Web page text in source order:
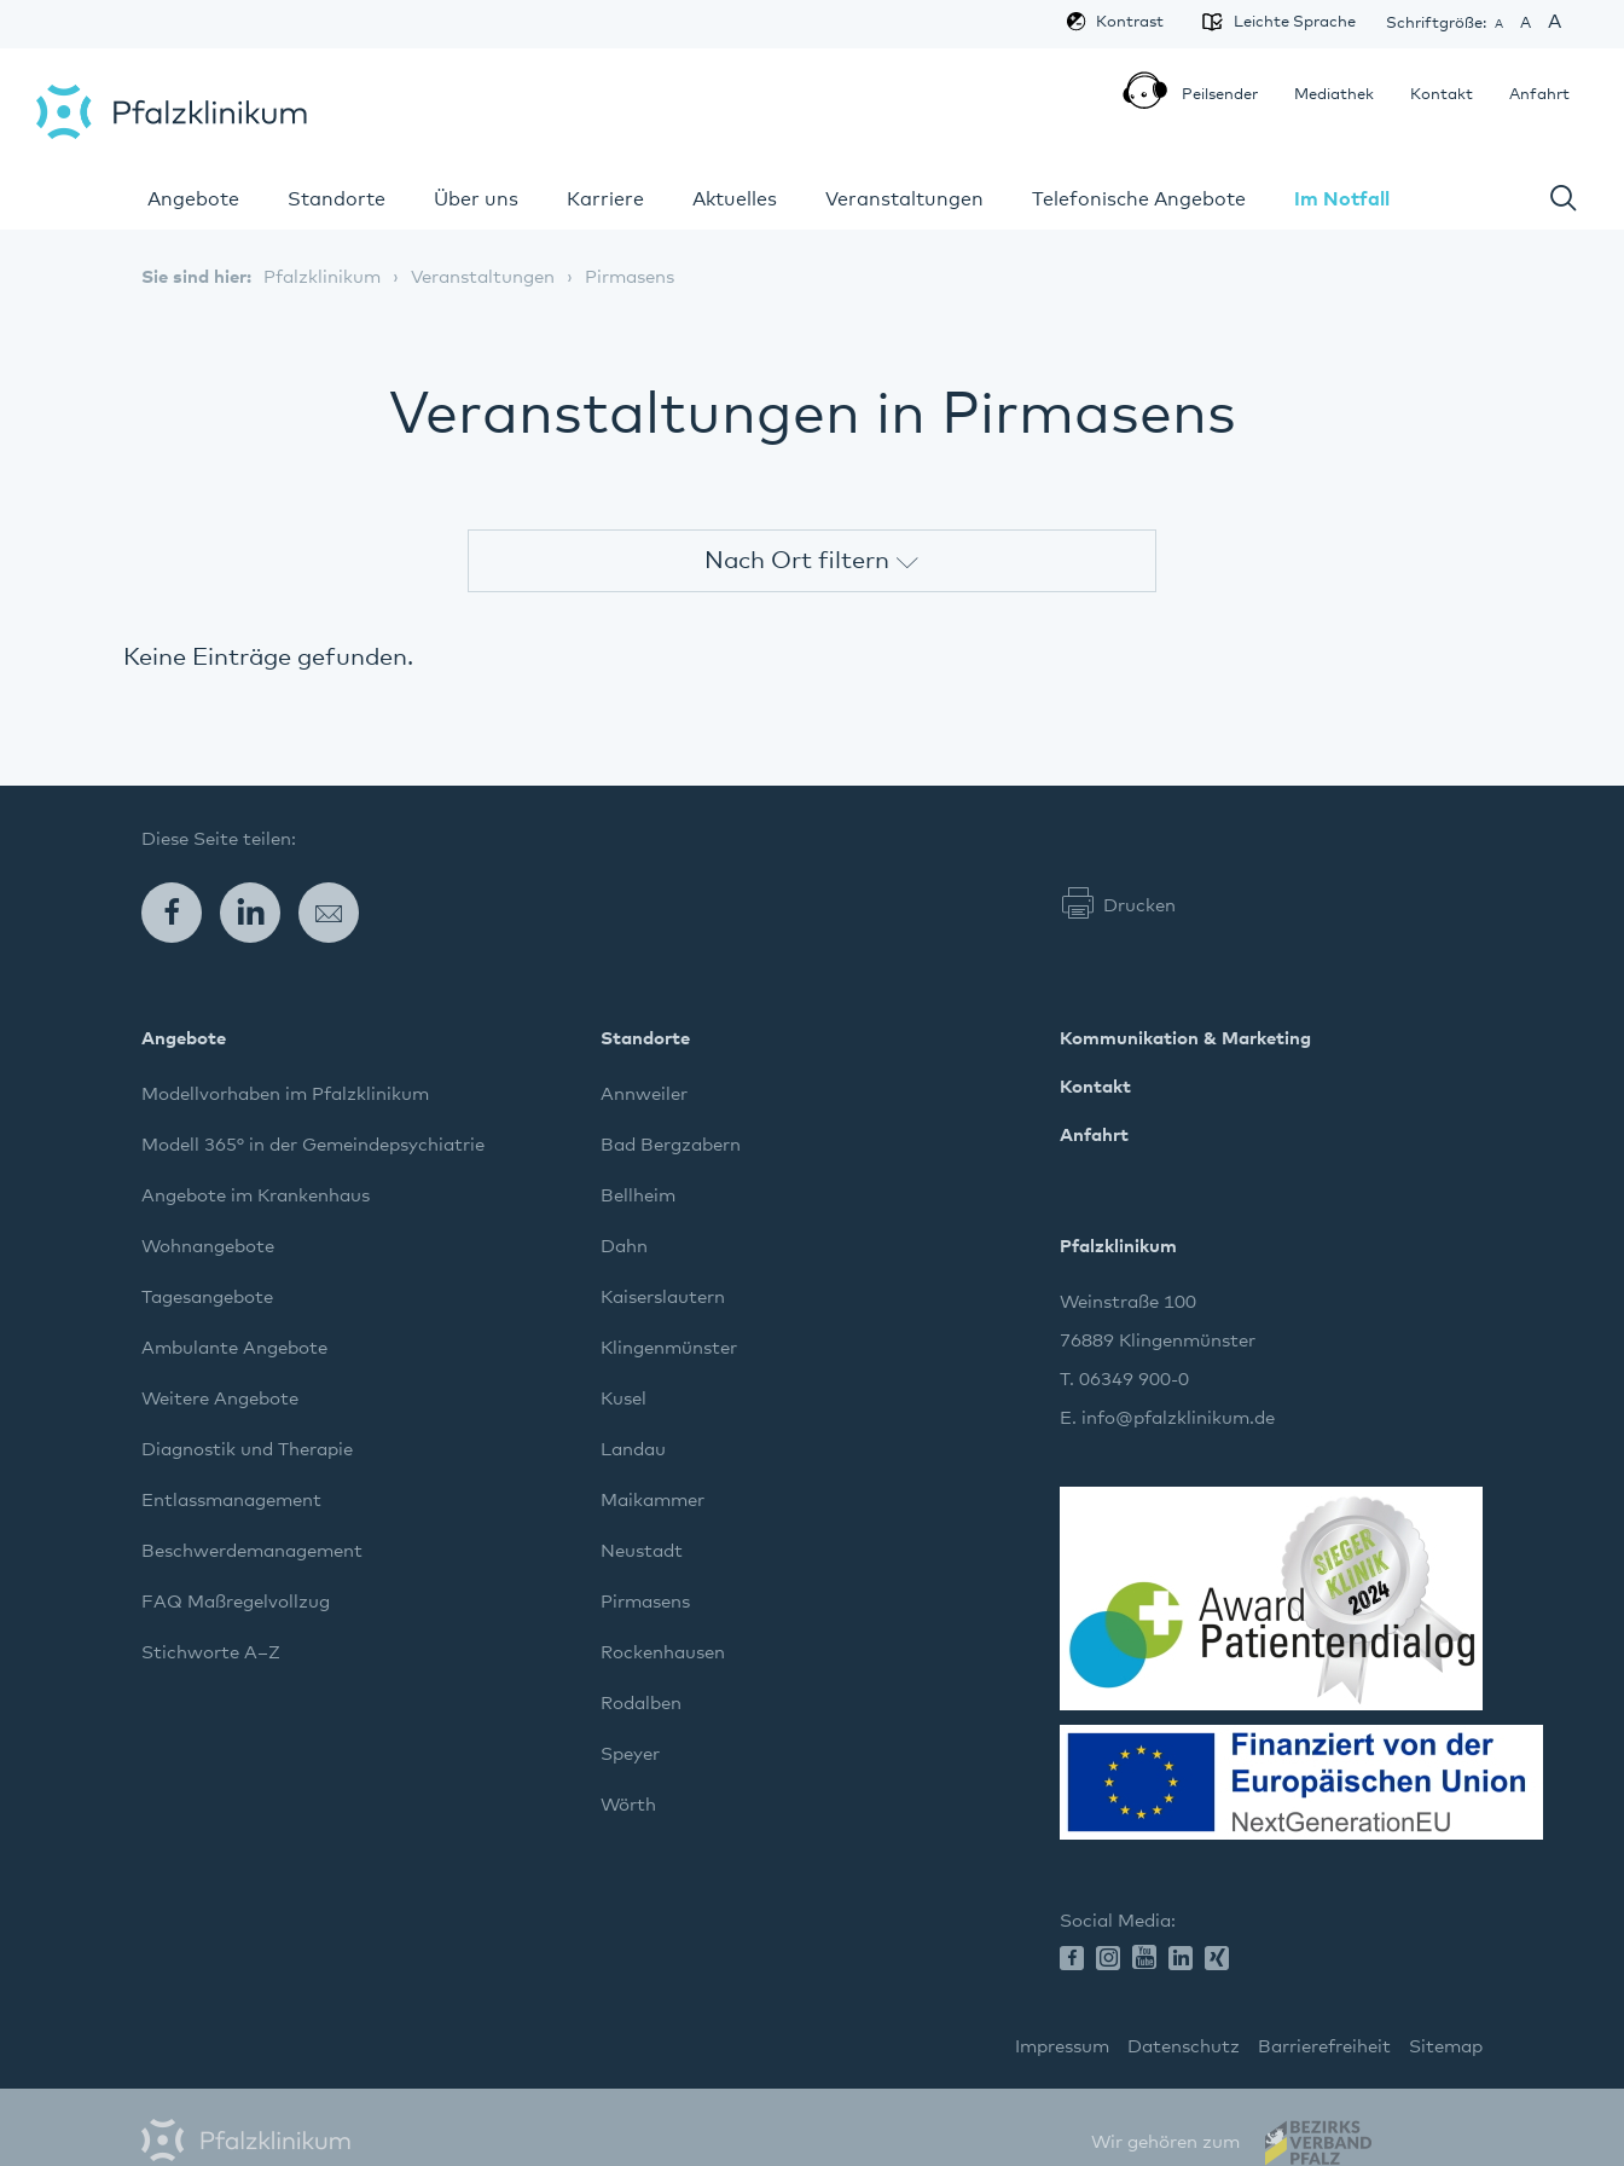
Angebote Standorte Über uns Karriere Aktuelles Veranstaltungen Telefonische Angebote Im Notfall
Schriftgröße: A A A
Leichte Sprache
Kontrast
Anfahrt
Kontakt
Mediathek
Peilsender
Sie sind hier: Pfalzklinikum Veranstaltungen Pirmasens
Veranstaltungen in Pirmasens
Nach Ort filtern
Keine Einträge gefunden.
Diese Seite teilen:
FacebookLinkedIn Drucken
Angebote
Modellvorhaben im Pfalzklinikum
Modell 365° in der Gemeindepsychiatrie
Angebote im Krankenhaus
Wohnangebote
Tagesangebote
Ambulante Angebote
Weitere Angebote
Diagnostik und Therapie
Entlassmanagement
Beschwerdemanagement
FAQ Maßregelvollzug
Stichworte A–Z
Standorte
Annweiler
Bad Bergzabern
Bellheim
Dahn
Kaiserslautern
Klingenmünster
Kusel
Landau
Maikammer
Neustadt
Pirmasens
Rockenhausen
Rodalben
Speyer
Wörth
Kommunikation & Marketing
Kontakt
Anfahrt
Pfalzklinikum
Weinstraße 100
76889 Klingenmünster
T. 06349 900-0
E. info@pfalzklinikum.de
Social Media:
Impressum Datenschutz Barrierefreiheit Sitemap
Wir gehören zum